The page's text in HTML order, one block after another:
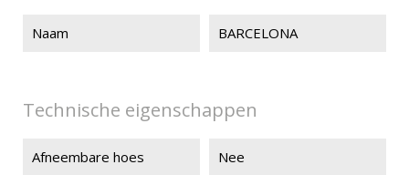
Naam BARCELONA
Technische eigenschappen
Afneembare hoes Nee